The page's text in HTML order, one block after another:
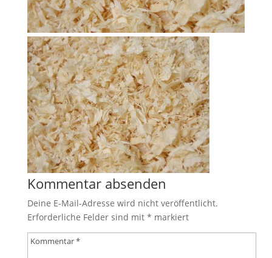
Kommentar absenden
Deine E-Mail-Adresse wird nicht veröffentlicht.
Erforderliche Felder sind mit * markiert